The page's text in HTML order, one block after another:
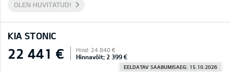
OLEN HUVITATUD!
KIA STONIC
22 441 € Hind: 24 840 €
Hinnavõit: 2 399 €
EELDATAV SAABUMISAEG: 15.10.2026